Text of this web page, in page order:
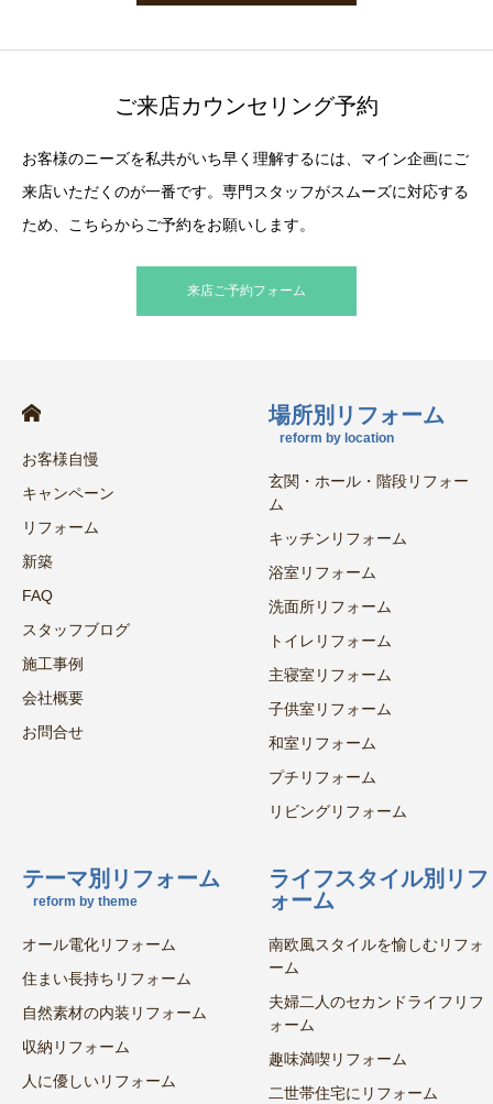
ご来店カウンセリング予約
お客様のニーズを私共がいち早く理解するには、マイン企画にご
来店いただくのが一番です。専門スタッフがスムーズに対応する
ため、こちらからご予約をお願いします。
来店ご予約フォーム
お客様自慢
キャンペーン
リフォーム
新築
FAQ
スタッフブログ
施工事例
会社概要
お問合せ
場所別リフォーム
reform by location
玄関・ホール・階段リフォー
ム
キッチンリフォーム
浴室リフォーム
洗面所リフォーム
トイレリフォーム
主寝室リフォーム
子供室リフォーム
和室リフォーム
プチリフォーム
リビングリフォーム
テーマ別リフォーム
reform by theme
オール電化リフォーム
住まい長持ちリフォーム
自然素材の内装リフォーム
収納リフォーム
人に優しいリフォーム
ライフスタイル別リフ
ォーム
南欧風スタイルを愉しむリフォ
ーム
夫婦二人のセカンドライフリフ
ォーム
趣味満喫リフォーム
二世帯住宅にリフォーム